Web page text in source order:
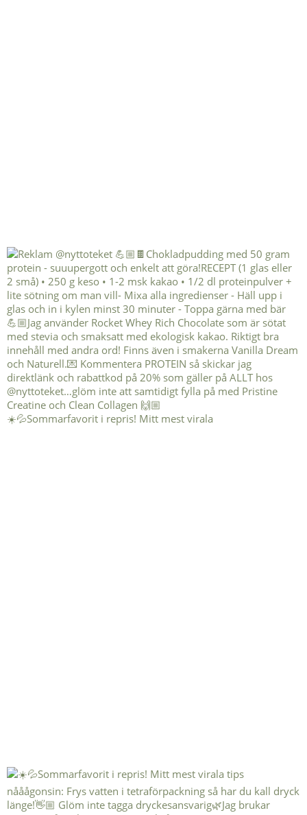
☀️💦Sommarfavorit i repris! Mitt mest virala